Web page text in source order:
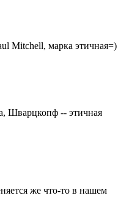
Mitchell, марка этичная=)
Шварцкопф -- этичная
же что-то в нашем